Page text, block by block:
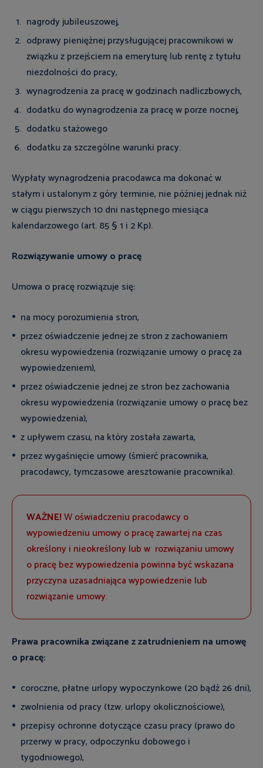
nagrody jubileuszowej,
odprawy pieniężnej przysługującej pracownikowi w
związku z przejściem na emeryturę lub rentę z tytułu
niezdolności do pracy,
wynagrodzenia za pracę w godzinach nadliczbowych,
dodatku do wynagrodzenia za pracę w porze nocnej,
dodatku stażowego
dodatku za szczególne warunki pracy.
Wypłaty wynagrodzenia pracodawca ma dokonać w
stałym i ustalonym z góry terminie, nie później jednak niż
w ciągu pierwszych 10 dni następnego miesiąca
kalendarzowego (art. 85 § 1 i 2 Kp).
Rozwiązywanie umowy o pracę
Umowa o pracę rozwiązuje się:
na mocy porozumienia stron,
przez oświadczenie jednej ze stron z zachowaniem
okresu wypowiedzenia (rozwiązanie umowy o pracę za
wypowiedzeniem),
przez oświadczenie jednej ze stron bez zachowania
okresu wypowiedzenia (rozwiązanie umowy o pracę bez
wypowiedzenia),
z upływem czasu, na który została zawarta,
przez wygaśnięcie umowy (śmierć pracownika,
pracodawcy, tymczasowe aresztowanie pracownika).
WAŻNE!W oświadczeniu pracodawcy o
wypowiedzeniu umowy o pracę zawartej na czas
określony i nieokreślony lub w rozwiązaniu umowy
o pracę bez wypowiedzenia powinna być wskazana
przyczyna uzasadniająca wypowiedzenie lub
rozwiązanie umowy.
Prawa pracownika związane z zatrudnieniem na umowę
o pracę:
coroczne, płatne urlopy wypoczynkowe (20 bądź 26 dni),
zwolnienia od pracy (tzw. urlopy okolicznościowe),
przepisy ochronne dotyczące czasu pracy (prawo do
przerwy w pracy, odpoczynku dobowego i
tygodniowego),